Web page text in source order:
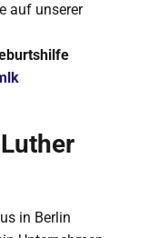
auf unserer
in Berlin